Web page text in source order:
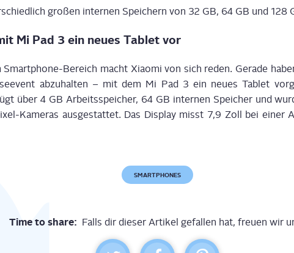
gro­ßen inter­nen Spei­chern von 32 GB, 64 GB und 128
Mi Pad 3 ein neu­es Tablet vor
Bereich macht Xiao­mi von sich reden. Gera­de
abzu­hal­ten – mit dem Mi Pad 3 ein neu­es Tablet
über 4 GB Arbeits­spei­cher, 64 GB inter­nen Spei­cher und
Kame­ras aus­ge­stat­tet. Das Dis­play misst 7,9 Zoll bei einer
SMARTPHONES
Time to share: Falls dir dieser Artikel gefallen hat, freuen wir